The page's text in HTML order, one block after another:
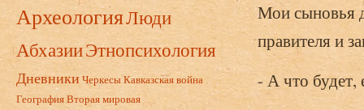
АрхеологияЛюди
АбхазииЭтнопсихология
Дневники ЧеркесыКавказская война
ГеографияВторая мировая
Мои сыновья
правителя и
- А что будет,